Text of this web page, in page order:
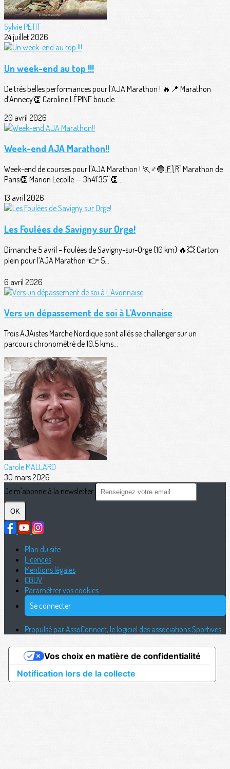
Sylvie PETIT
24 juillet 2026
Un week-end au top !!!
De très belles performances pour l’AJA Marathon ! 🔥📍 Marathon
d’Annecy👏 Caroline LÉPINE boucle...
20 avril 2026
Week-end AJA Marathon!!
Week-end de courses pour l'AJA Marathon ! 🏃♂️🔵🇫🇷 Marathon de
Paris👏 Marion Lecolle — 3h41'35''👏...
13 avril 2026
Les Foulées de Savigny sur Orge!
Dimanche 5 avril – Foulées de Savigny-sur-Orge (10 km) 🔥💥 Carton
plein pour l’AJA Marathon !👉 5...
6 avril 2026
Vers un dépassement de soi à L'Avonnaise
Trois AJAïstes Marche Nordique sont allés se challenger sur un
parcours chronométré de 10,5 kms...
Carole MALLARD
30 mars 2026
Je m'abonne à la newsletter
OK
Plan du site
Licences
Mentions légales
CGUV
Paramétrer vos cookies
Se connecter
Propulsé par AssoConnect, le logiciel des associations Sportives
Notification lors de la collecte
Vos choix en matière de confidentialité